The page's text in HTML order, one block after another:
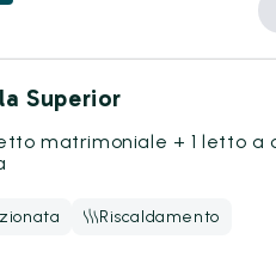
Superior
matrimoniale + 1 letto a
Riscaldamento